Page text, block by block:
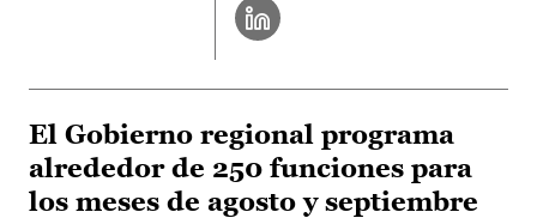
El Gobierno regional programa
alrededor de 250 funciones para
los meses de agosto y septiembre